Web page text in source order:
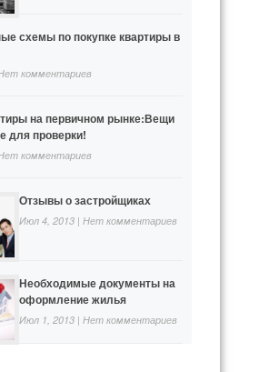
схемы по покупке квартиры в
комментариев
на первичном рынке:Вещи
для проверки!
комментариев
Отзывы о застройщиках
Июл 4, 2013 | Нет комментариев
Необходимые документы на
оформление жилья
Июл 1, 2013 | Нет комментариев